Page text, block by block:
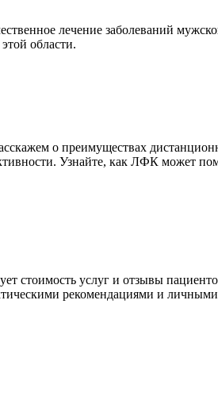
лечение заболеваний
области.
о преимуществах
Узнайте, как ЛФК может
стоимость услуг и отзывы
рекомендациями и